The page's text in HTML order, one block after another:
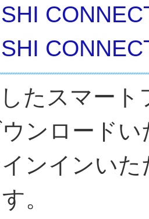
たスマー
ンロード
ンインい
。